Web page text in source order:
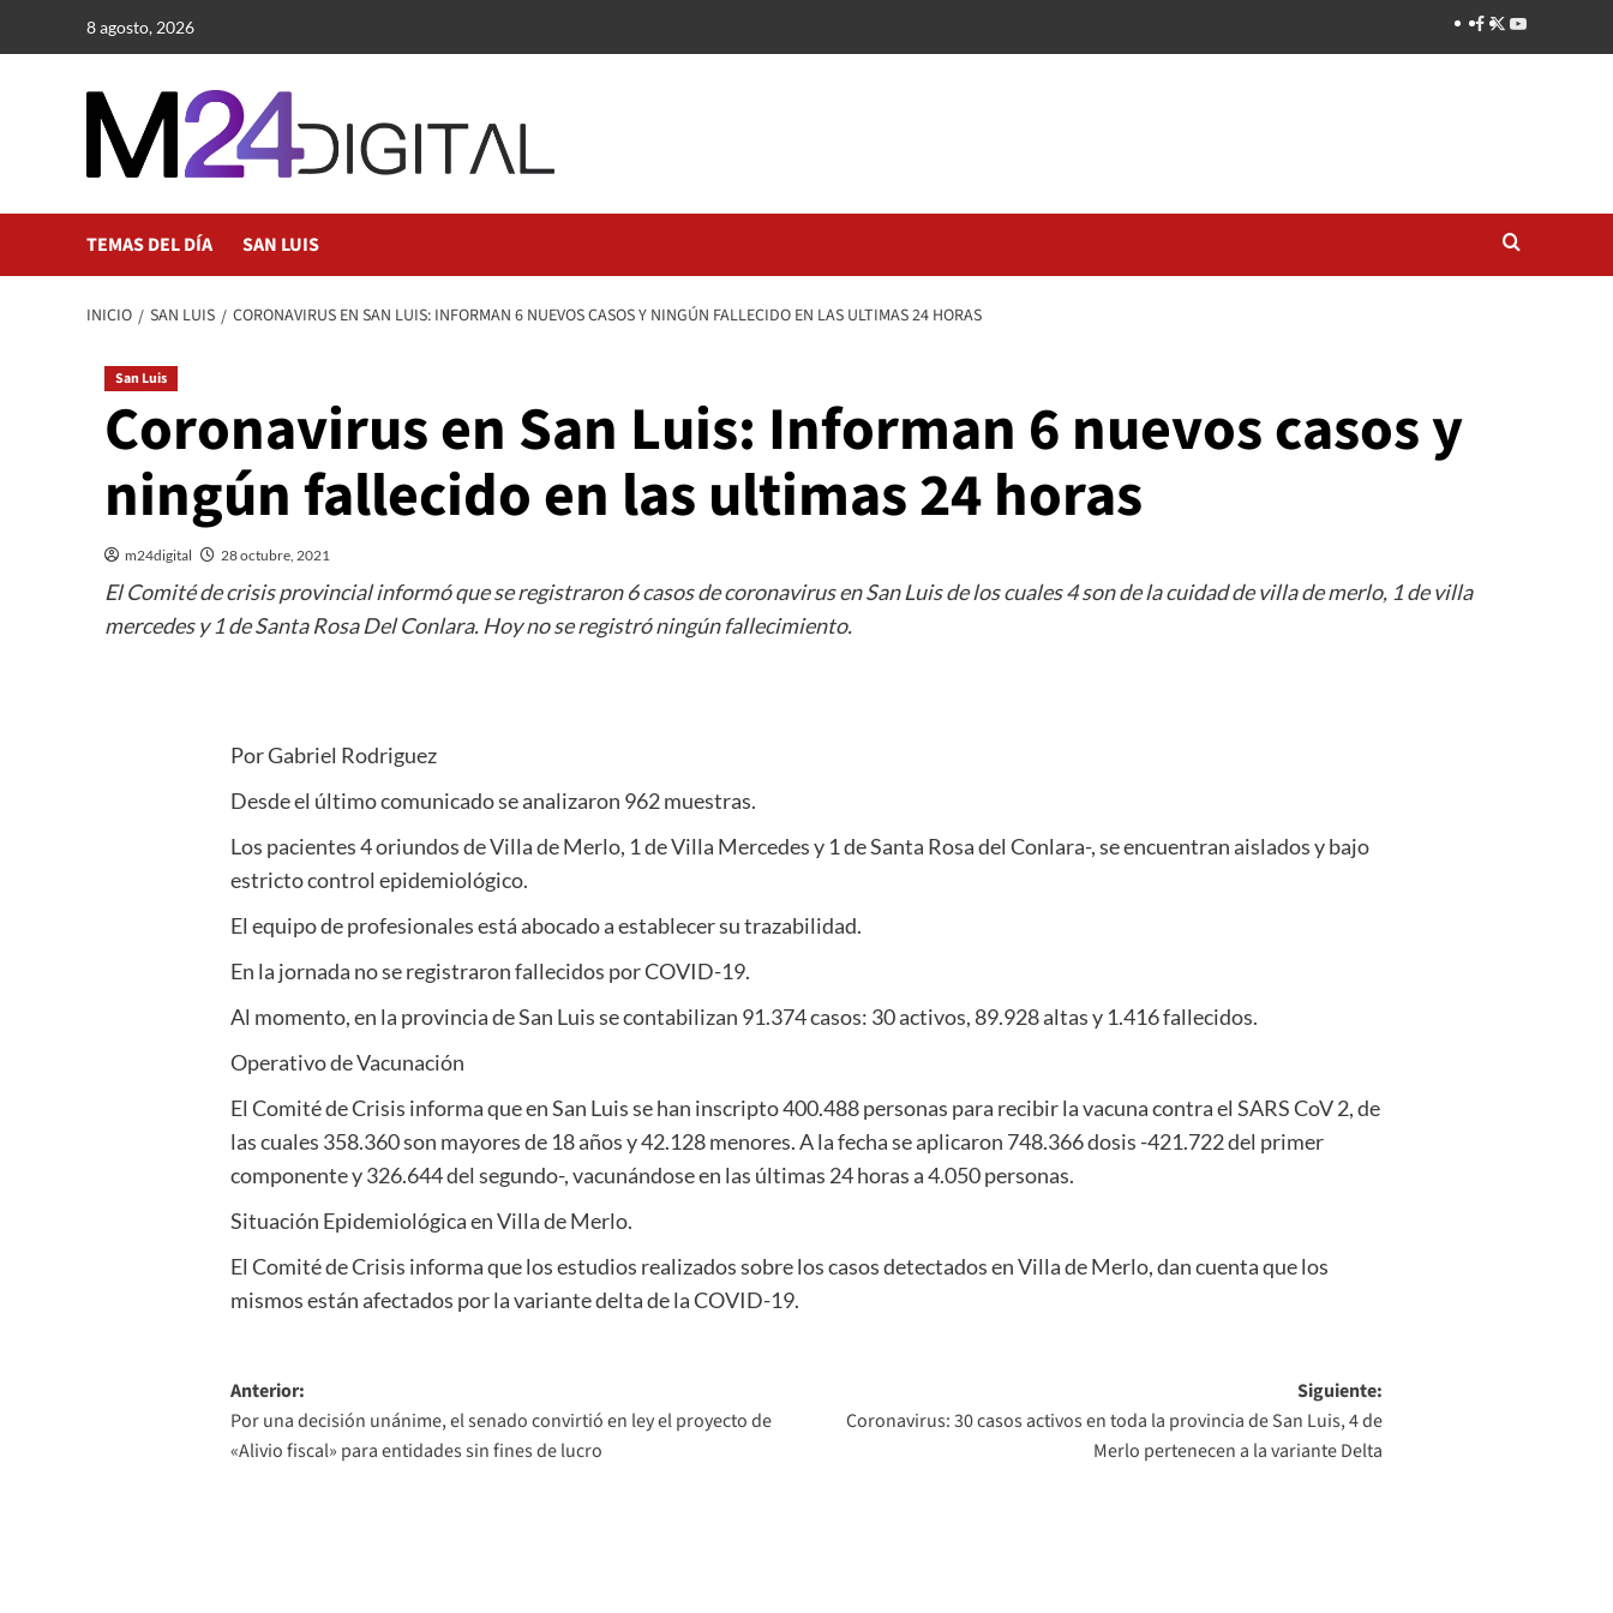
8 agosto, 2026
TEMAS DEL DÍA SAN LUIS
INICIO SAN LUIS CORONAVIRUS EN SAN LUIS: INFORMAN 6 NUEVOS CASOS Y NINGÚN FALLECIDO EN LAS ULTIMAS 24 HORAS
San Luis
Coronavirus en San Luis: Informan 6 nuevos casos y
ningún fallecido en las ultimas 24 horas
m24digital 28 octubre, 2021
El Comité de crisis provincial informó que se registraron 6 casos de coronavirus en San Luis de los cuales 4 son de la cuidad de villa de merlo, 1 de villa
mercedes y 1 de Santa Rosa Del Conlara. Hoy no se registró ningún fallecimiento.
Por Gabriel Rodriguez
Desde el último comunicado se analizaron 962 muestras.
Los pacientes 4 oriundos de Villa de Merlo, 1 de Villa Mercedes y 1 de Santa Rosa del Conlara-, se encuentran aislados y bajo
estricto control epidemiológico.
El equipo de profesionales está abocado a establecer su trazabilidad.
En la jornada no se registraron fallecidos por COVID-19.
Al momento, en la provincia de San Luis se contabilizan 91.374 casos: 30 activos, 89.928 altas y 1.416 fallecidos.
Operativo de Vacunación
El Comité de Crisis informa que en San Luis se han inscripto 400.488 personas para recibir la vacuna contra el SARS CoV 2, de
las cuales 358.360 son mayores de 18 años y 42.128 menores. A la fecha se aplicaron 748.366 dosis -421.722 del primer
componente y 326.644 del segundo-, vacunándose en las últimas 24 horas a 4.050 personas.
Situación Epidemiológica en Villa de Merlo.
El Comité de Crisis informa que los estudios realizados sobre los casos detectados en Villa de Merlo, dan cuenta que los
mismos están afectados por la variante delta de la COVID-19.
Navegación
de
entradas
Anterior:
Por una decisión unánime, el senado convirtió en ley el proyecto de
«Alivio fiscal» para entidades sin fines de lucro
Siguiente:
Coronavirus: 30 casos activos en toda la provincia de San Luis, 4 de
Merlo pertenecen a la variante Delta